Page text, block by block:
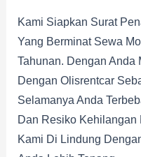
Kami Siapkan Surat
Yang Berminat Sewa
Tahunan. Dengan Anda
Dengan Olisrentcar
Selamanya Anda
Dan Resiko Kehilangan
Kami Di Lindung